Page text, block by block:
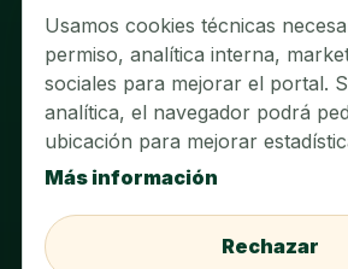
SOBRE EL
Sobre nosotros
Contacto
Política de
Usamos cookies técnicas
permiso, analítica interna,
sociales para mejorar el portal.
analítica, el navegador podrá
ubicación para mejorar
Más información
Rechazar